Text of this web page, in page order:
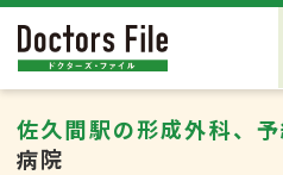
佐久間駅の形成外科、
病院